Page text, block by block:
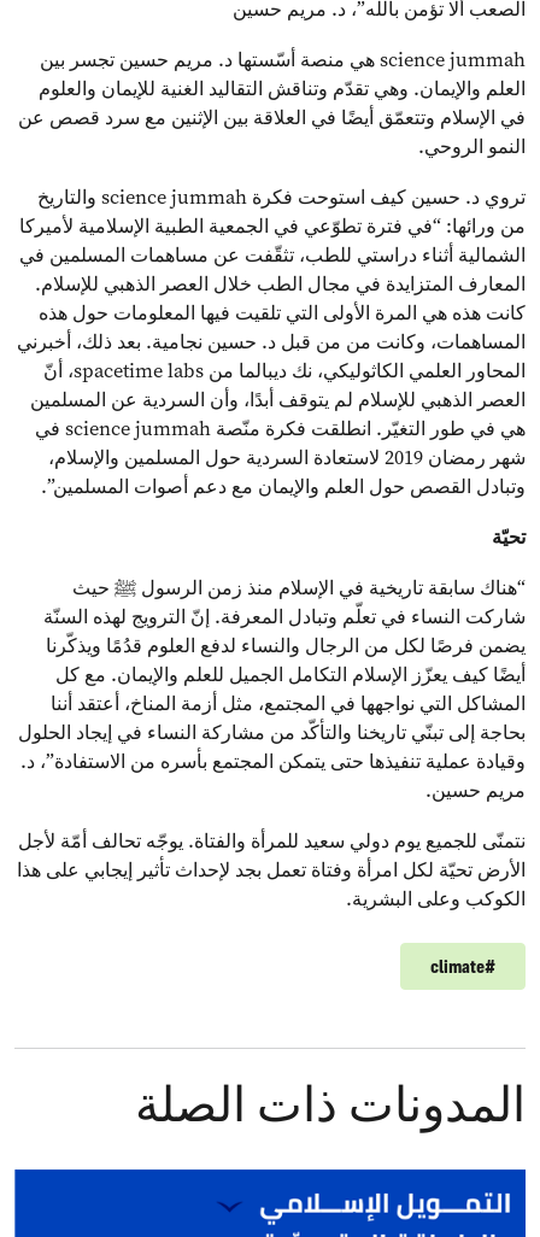
الصعب ألا تؤمن بالله”، د. مريم حسين
science jummah هي منصة أسّستها د. مريم حسين تجسر بين
العلم والإيمان. وهي تقدّم وتناقش التقاليد الغنية للإيمان والعلوم
في الإسلام وتتعمّق أيضًا في العلاقة بين الإثنين مع سرد قصص عن
النمو الروحي.
تروي د. حسين كيف استوحت فكرة science jummah والتاريخ
من ورائها: “في فترة تطوّعي في الجمعية الطبية الإسلامية لأميركا
الشمالية أثناء دراستي للطب، تثقّفت عن مساهمات المسلمين في
المعارف المتزايدة في مجال الطب خلال العصر الذهبي للإسلام.
كانت هذه هي المرة الأولى التي تلقيت فيها المعلومات حول هذه
المساهمات، وكانت من من قبل د. حسين نجامية. بعد ذلك، أخبرني
المحاور العلمي الكاثوليكي، نك ديبالما من spacetime labs، أنّ
العصر الذهبي للإسلام لم يتوقف أبدًا، وأن السردية عن المسلمين
هي في طور التغيّر. انطلقت فكرة منّصة science jummah في
شهر رمضان 2019 لاستعادة السردية حول المسلمين والإسلام،
وتبادل القصص حول العلم والإيمان مع دعم أصوات المسلمين”.
تحيّة
“هناك سابقة تاريخية في الإسلام منذ زمن الرسول ﷺ حيث
شاركت النساء في تعلّم وتبادل المعرفة. إنّ الترويج لهذه السنّة
يضمن فرصًا لكل من الرجال والنساء لدفع العلوم قدُمًا ويذكّرنا
أيضًا كيف يعزّز الإسلام التكامل الجميل للعلم والإيمان. مع كل
المشاكل التي نواجهها في المجتمع، مثل أزمة المناخ، أعتقد أننا
بحاجة إلى تبنّي تاريخنا والتأكّد من مشاركة النساء في إيجاد الحلول
وقيادة عملية تنفيذها حتى يتمكن المجتمع بأسره من الاستفادة”، د.
مريم حسين.
نتمنّى للجميع يوم دولي سعيد للمرأة والفتاة. يوجّه تحالف أمّة لأجل
الأرض تحيّة لكل امرأة وفتاة تعمل بجد لإحداث تأثير إيجابي على هذا
الكوكب وعلى البشرية.
#
climate
المدونات ذات الصلة